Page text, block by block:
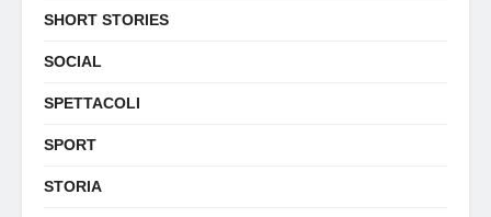
SHORT STORIES
SOCIAL
SPETTACOLI
SPORT
STORIA